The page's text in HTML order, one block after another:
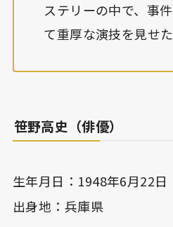
ステリーの中で、事
て重厚な演技を見せた
笹野高史（俳優）
生年月日：1948年6月22日
出身地：兵庫県